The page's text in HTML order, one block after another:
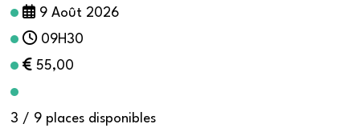
9 Août 2026
09H30
55,00
3 / 9 places disponibles